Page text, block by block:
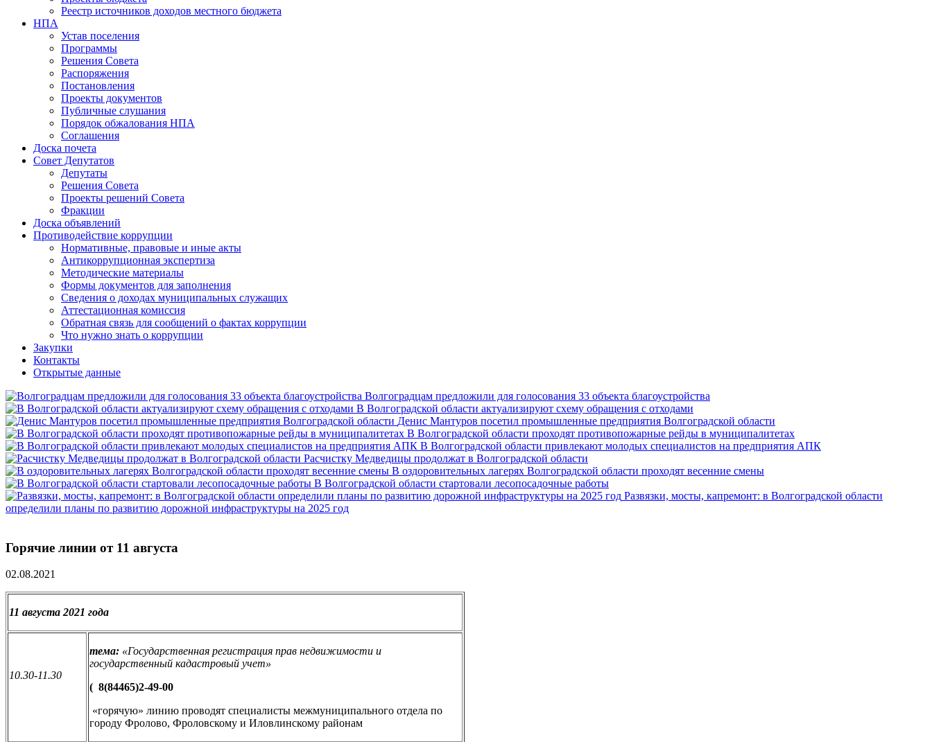
Реестр источников доходов местного бюджета
НПА
Устав поселения
Программы
Решения Совета
Распоряжения
Постановления
Проекты документов
Публичные слушания
Порядок обжалования НПА
Соглашения
Доска почета
Совет Депутатов
Депутаты
Решения Совета
Проекты решений Совета
Фракции
Доска объявлений
Противодействие коррупции
Нормативные, правовые и иные акты
Антикоррупционная экспертиза
Методические материалы
Формы документов для заполнения
Сведения о доходах муниципальных служащих
Аттестационная комиссия
Обратная связь для сообщений о фактах коррупции
Что нужно знать о коррупции
Закупки
Контакты
Открытые данные
Волгоградцам предложили для голосования 33 объекта благоустройства
В Волгоградской области актуализируют схему обращения с отходами
Денис Мантуров посетил промышленные предприятия Волгоградской области
В Волгоградской области проходят противопожарные рейды в муниципалитетах
В Волгоградской области привлекают молодых специалистов на предприятия АПК
Расчистку Медведицы продолжат в Волгоградской области
В оздоровительных лагерях Волгоградской области проходят весенние смены
В Волгоградской области стартовали лесопосадочные работы
Развязки, мосты, капремонт: в Волгоградской области
определили планы по развитию дорожной инфраструктуры на 2025 год
Горячие линии от 11 августа
02.08.2021
11 августа 2021 года
10.30-11.30
тема: «Государственная регистрация прав недвижимости и
государственный кадастровый учет»
( 8(84465)2-49-00
«горячую» линию проводят специалисты межмуниципального отдела по
городу Фролово, Фроловскому и Иловлинскому районам